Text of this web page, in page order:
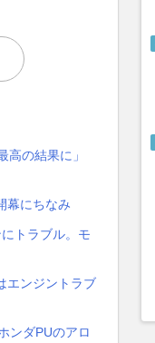
の結果に」
幕にちなみ
トラブル。モ
エンジントラブ
ンダPUのアロ